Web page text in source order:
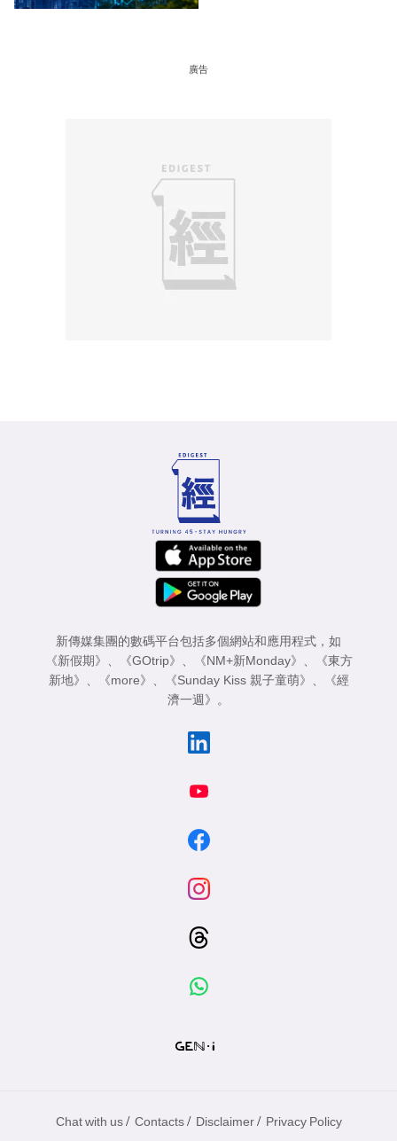
廣告
新傳媒集團的數碼平台包括多個網站和應用程式，如
《新假期》
《GOtrip》 《NM+新Monday》
《東方
新地》
《more》 《Sunday Kiss 親子童萌》
《經
濟一週》
。
Chat with us / Contacts / Disclaimer / Privacy Policy